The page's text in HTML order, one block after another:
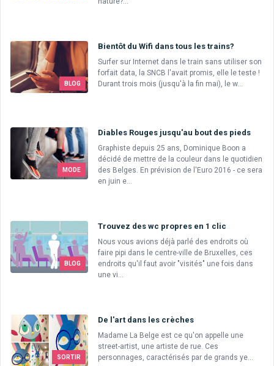
BLOG
Bientôt du Wifi dans tous les trains?
Surfer sur Internet dans le train sans utiliser son
forfait data, la SNCB l'avait promis, elle le teste !
Durant trois mois (jusqu'à la fin mai), le w...
MODE
Diables Rouges jusqu'au bout des pieds
Graphiste depuis 25 ans, Dominique Boon a
décidé de mettre de la couleur dans le quotidien
des Belges. En prévision de l'Euro 2016 - ce sera
en juin e...
BLOG
Trouvez des wc propres en 1 clic
Nous vous avions déjà parlé des endroits où
faire pipi dans le centre-ville de Bruxelles, ces
endroits qu'il faut avoir "visités" une fois dans
une vi...
SORTIR
De l'art dans les crèches
Madame La Belge est ce qu'on appelle une
street-artist, une artiste de rue. Ces
personnages, caractérisés par de grands ye...